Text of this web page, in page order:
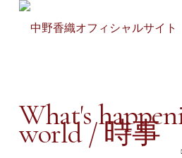
What's
world / 時事